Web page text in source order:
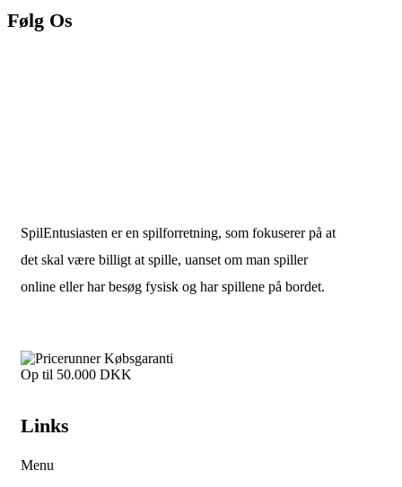
Følg Os
SpilEntusiasten er en spilforretning, som fokuserer på at
det skal være billigt at spille, uanset om man spiller
online eller har besøg fysisk og har spillene på bordet.
Links
Menu